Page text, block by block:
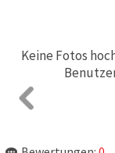
Keine Fotos